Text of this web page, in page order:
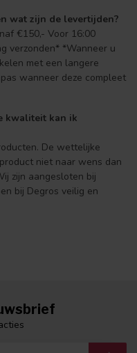
wat zijn de levertijden?
€150,- Voor 16:00
verzonden* *Wanneer u
met een langere
wanneer deze compleet
kwaliteit kan ik
De wettelijke
niet naar wens dan
zijn aangesloten bij
bij Degros veilig en